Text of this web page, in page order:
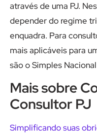
através de uma PJ.
depender do regime
enquadra. Para
mais aplicáveis para
são o Simples
Mais sobre
Consultor PJ
Simplificando suas